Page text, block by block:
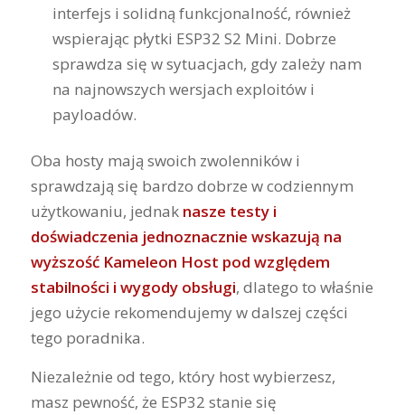
interfejs i solidną funkcjonalność, również
wspierając płytki ESP32 S2 Mini. Dobrze
sprawdza się w sytuacjach, gdy zależy nam
na najnowszych wersjach exploitów i
payloadów.
Oba hosty mają swoich zwolenników i
sprawdzają się bardzo dobrze w codziennym
użytkowaniu, jednak nasze testy i
doświadczenia jednoznacznie wskazują na
wyższość Kameleon Host pod względem
stabilności i wygody obsługi, dlatego to właśnie
jego użycie rekomendujemy w dalszej części
tego poradnika.
Niezależnie od tego, który host wybierzesz,
masz pewność, że ESP32 stanie się